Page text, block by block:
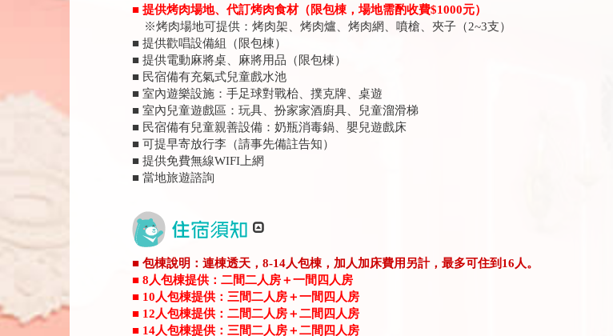
■ 提供烤肉場地、代訂烤肉食材（限包棟，場地需酌收費$1000元）
※烤肉場地可提供：烤肉架、烤肉爐、烤肉網、噴槍、夾子（2~3支）
■ 提供歡唱設備組（限包棟）
■ 提供電動麻將桌、麻將用品（限包棟）
■ 民宿備有充氣式兒童戲水池
■ 室內遊樂設施：手足球對戰枱、撲克牌、桌遊
■ 室內兒童遊戲區：玩具、扮家家酒廚具、兒童溜滑梯
■ 民宿備有兒童親善設備：奶瓶消毒鍋、嬰兒遊戲床
■ 可提早寄放行李（請事先備註告知）
■ 提供免費無線WIFI上網
■ 當地旅遊諮詢
■ 包棟說明：連棟透天，8-14人包棟，加人加床費用另計，最多可住到16人。
■ 8人包棟提供：二間二人房＋一間四人房
■ 10人包棟提供：三間二人房＋一間四人房
■ 12人包棟提供：二間二人房＋二間四人房
■ 14人包棟提供：三間二人房＋二間四人房